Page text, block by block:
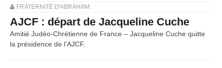
FRATERNITÉ D'ABRAHAM
AJCF : départ de Jacqueline Cuche
Amitié Judéo-Chrétienne de France – Jacqueline Cuche quitte
la présidence de l’AJCF.